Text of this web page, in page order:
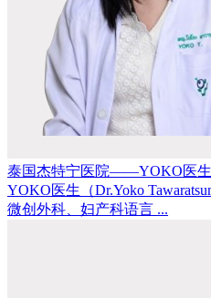
泰国杰特宁医院——YOKO医生
YOKO医生（Dr.Yoko
微创外科、妇产科语言 ...